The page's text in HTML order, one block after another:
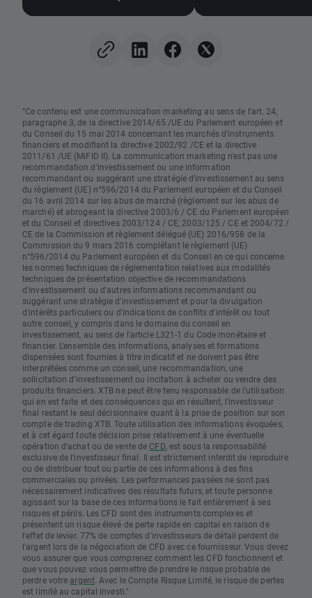
"Ce contenu est une communication marketing au sens de l'art. 24,
paragraphe 3, de la directive 2014/65 /UE du Parlement européen et
du Conseil du 15 mai 2014 concernant les marchés d'instruments
financiers et modifiant la directive 2002/92 /CE et la directive
2011/61 /UE (MiFID II). La communication marketing n'est pas une
recommandation d'investissement ou une information
recommandant ou suggérant une stratégie d'investissement au sens
du règlement (UE) n°596/2014 du Parlement européen et du Conseil
du 16 avril 2014 sur les abus de marché (règlement sur les abus de
marché) et abrogeant la directive 2003/6 / CE du Parlement européen
et du Conseil et directives 2003/124 / CE, 2003/125 / CE et 2004/72 /
CE de la Commission et règlement délégué (UE) 2016/958 de la
Commission du 9 mars 2016 complétant le règlement (UE)
n°596/2014 du Parlement européen et du Conseil en ce qui concerne
les normes techniques de réglementation relatives aux modalités
techniques de présentation objective de recommandations
d'investissement ou d'autres informations recommandant ou
suggérant une stratégie d'investissement et pour la divulgation
d'intérêts particuliers ou d'indications de conflits d'intérêt ou tout
autre conseil, y compris dans le domaine du conseil en
investissement, au sens de l'article L321-1 du Code monétaire et
financier. L’ensemble des informations, analyses et formations
dispensées sont fournies à titre indicatif et ne doivent pas être
interprétées comme un conseil, une recommandation, une
sollicitation d’investissement ou incitation à acheter ou vendre des
produits financiers. XTB ne peut être tenu responsable de l’utilisation
qui en est faite et des conséquences qui en résultent, l’investisseur
final restant le seul décisionnaire quant à la prise de position sur son
compte de trading XTB. Toute utilisation des informations évoquées,
et à cet égard toute décision prise relativement à une éventuelle
opération d’achat ou de vente de CFD, est sous la responsabilité
exclusive de l’investisseur final. Il est strictement interdit de reproduire
ou de distribuer tout ou partie de ces informations à des fins
commerciales ou privées. Les performances passées ne sont pas
nécessairement indicatives des résultats futurs, et toute personne
agissant sur la base de ces informations le fait entièrement à ses
risques et périls. Les CFD sont des instruments complexes et
présentent un risque élevé de perte rapide en capital en raison de
l'effet de levier. 77% de comptes d'investisseurs de détail perdent de
l'argent lors de la négociation de CFD avec ce fournisseur. Vous devez
vous assurer que vous comprenez comment les CFD fonctionnent et
que vous pouvez vous permettre de prendre le risque probable de
perdre votre argent. Avec le Compte Risque Limité, le risque de pertes
est limité au capital investi."